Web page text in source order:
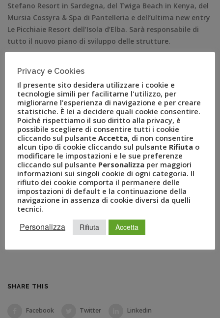
Stefano Resort in Sardegna, del Twiga Beach in Kenya, del
Mursia Cossyra & Spa di Pantelleria e dell’ultima new entry
Le Picchiaie Resort dell’Isola d’Elba. Sarà responsabile di
tutto il nuovo piano di sviluppo delle strutture.
esperienza nell’ambito turistico ricettivo. Dopo la laurea,
inizia il proprio percorso professionale in un’importante
società di consulenza internazionale, che gli consente di
accedere alla Scuola di Direzione Aziendale della Bocconi e
completare il percorso accademico con il conseguimento
del Master in Business Administration. Dopo qualche anno
di esperienza nell’ambito della consulenza strategica e dei
Venture Capital, nei primi anni duemila inizia un ambizioso
percorso nell’ambitoturisticoalberghiero ricoprendo
primari ruoli manageriali.
“La crescita in ambito Resort – ha precisatoLuca Patanè
Presidente Gruppo Uvet
ultimi anni e una persona esperta, competente e
professionale come Sandro potrà garantire e incrementare
SHARE THIS
Facebook Twitter Linkedin
Privacy e Cookies
Il presente sito desidera utilizzare i cookie e
tecnologie simili per facilitarne l'utilizzo, per
migliorarne l’esperienza di navigazione e per creare
statistiche. È lei a decidere quali cookie consentire.
Poiché rispettiamo il suo diritto alla privacy, è
possibile scegliere di consentire tutti i cookie
cliccando sul pulsante Accetta, di non consentire
alcun tipo di cookie cliccando sul pulsante Rifiuta o
modificare le impostazioni e le sue preferenze
cliccando sul pulsante Personalizza per maggiori
informazioni sui singoli cookie di ogni categoria. Il
rifiuto dei cookie comporta il permanere delle
impostazioni di default e la continuazione della
navigazione in assenza di cookie diversi da quelli
tecnici.
Personalizza Rifiuta Accetta